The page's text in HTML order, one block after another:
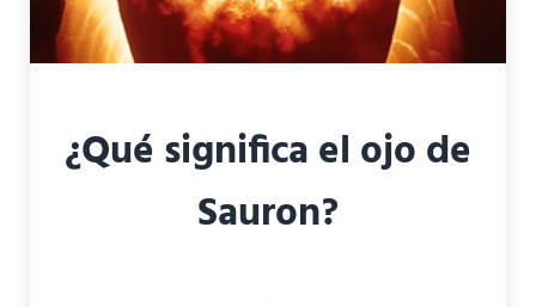
¿Qué significa el ojo de
Sauron?